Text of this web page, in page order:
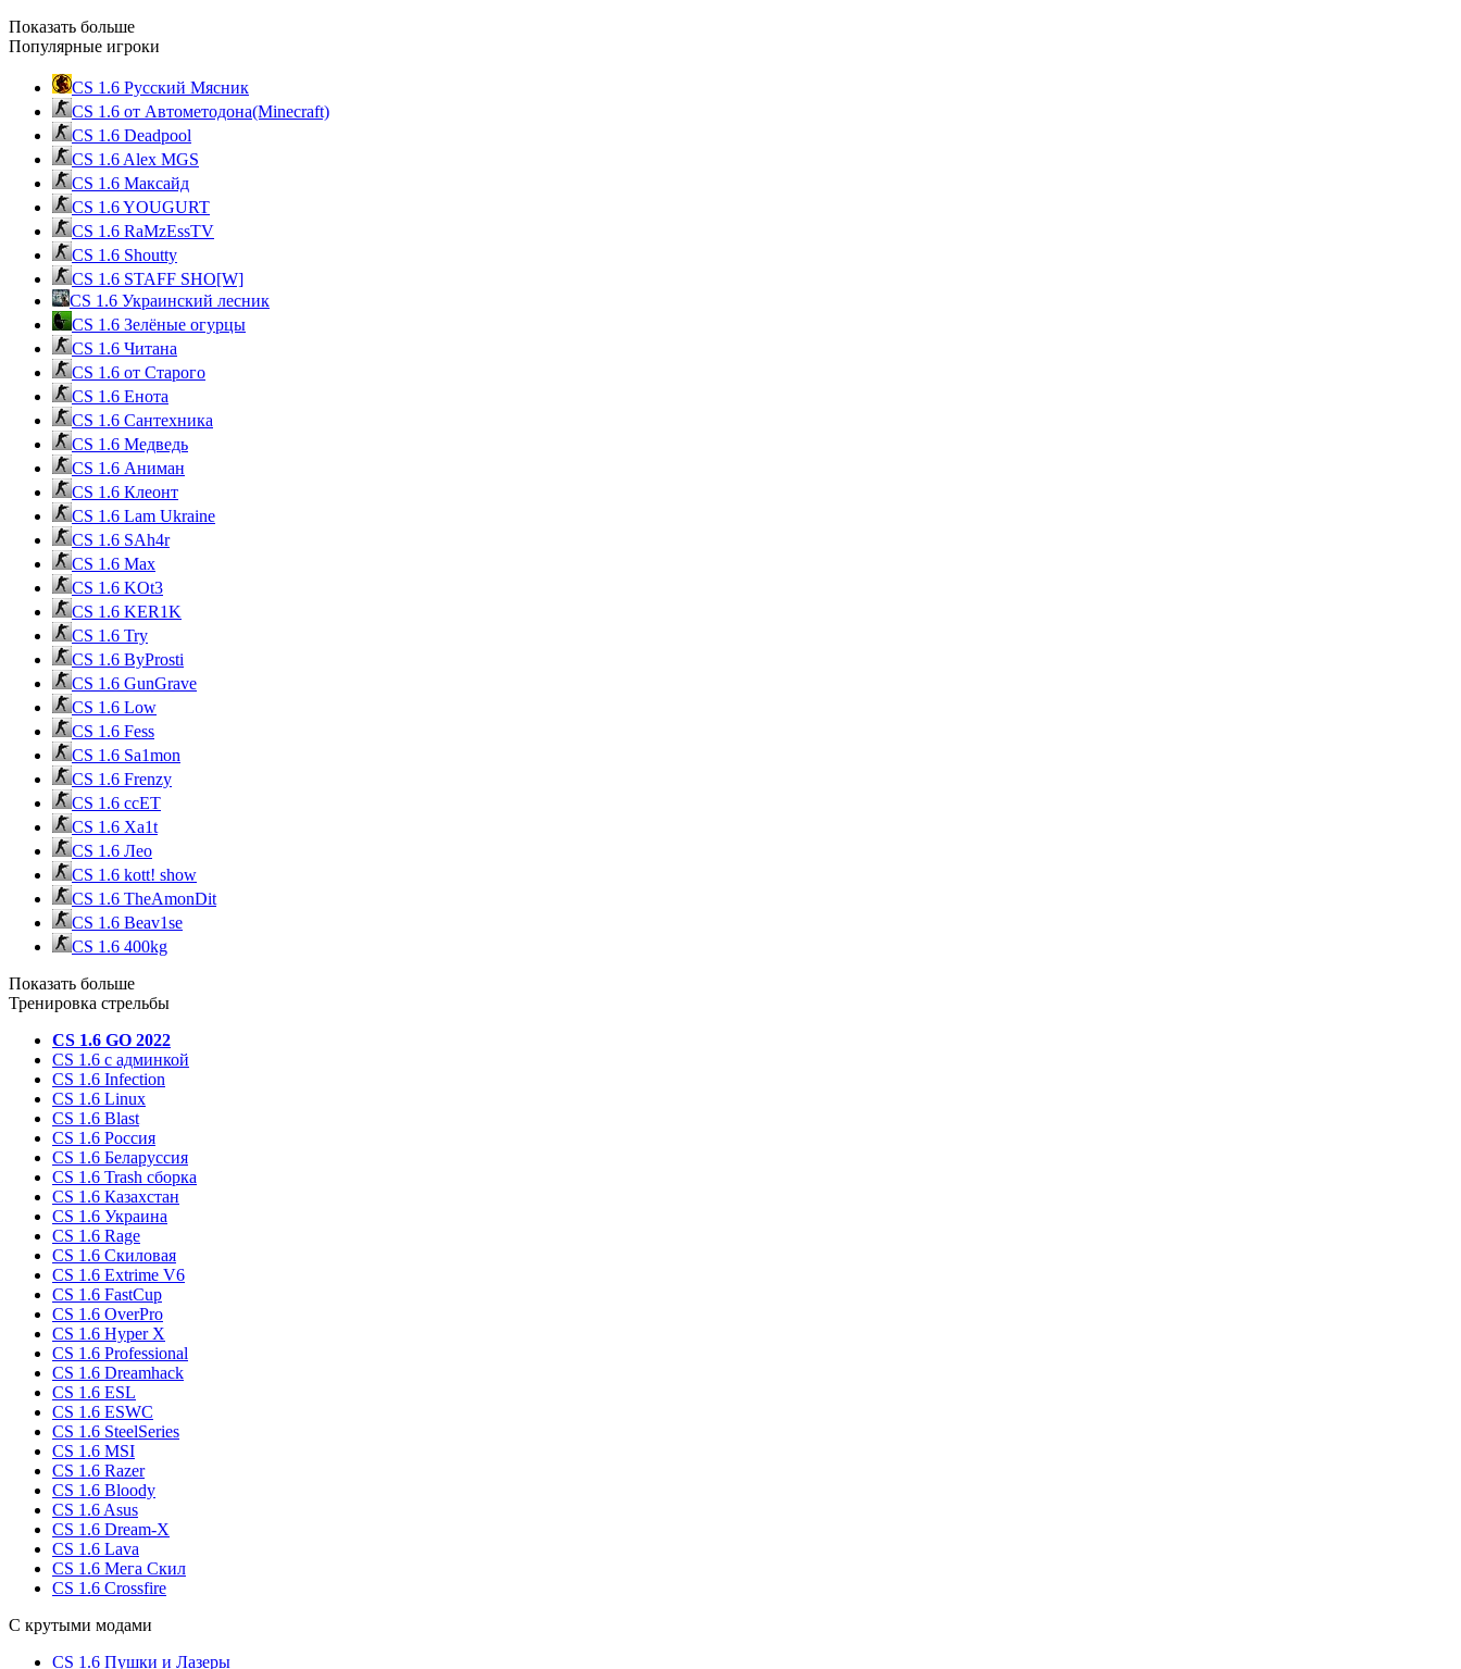
Показать больше
Популярные игроки
CS 1.6 Русский Мясник
CS 1.6 от Автометодона(Minecraft)
CS 1.6 Deadpool
CS 1.6 Alex MGS
CS 1.6 Максайд
CS 1.6 YOUGURT
CS 1.6 RaMzEssTV
CS 1.6 Shoutty
CS 1.6 STAFF SHO[W]
CS 1.6 Украинский лесник
CS 1.6 Зелёные огурцы
CS 1.6 Читана
CS 1.6 от Cтарого
CS 1.6 Енота
CS 1.6 Сантехника
CS 1.6 Медведь
CS 1.6 Аниман
CS 1.6 Клеонт
CS 1.6 Lam Ukraine
CS 1.6 SAh4r
CS 1.6 Max
CS 1.6 KOt3
CS 1.6 KER1K
CS 1.6 Try
CS 1.6 ByProsti
CS 1.6 GunGrave
CS 1.6 Low
CS 1.6 Fess
CS 1.6 Sa1mon
CS 1.6 Frenzy
CS 1.6 ccET
CS 1.6 Xa1t
CS 1.6 Лео
CS 1.6 kott! show
CS 1.6 TheAmonDit
CS 1.6 Beav1se
CS 1.6 400kg
Показать больше
Тренировка стрельбы
CS 1.6 GO 2022
CS 1.6 с админкой
CS 1.6 Infection
CS 1.6 Linux
CS 1.6 Blast
CS 1.6 Россия
CS 1.6 Беларуссия
CS 1.6 Trash сборка
CS 1.6 Казахстан
CS 1.6 Украина
CS 1.6 Rage
CS 1.6 Скиловая
CS 1.6 Extrime V6
CS 1.6 FastCup
CS 1.6 OverPro
CS 1.6 Hyper X
CS 1.6 Professional
CS 1.6 Dreamhack
CS 1.6 ESL
CS 1.6 ESWC
CS 1.6 SteelSeries
CS 1.6 MSI
CS 1.6 Razer
CS 1.6 Bloody
CS 1.6 Asus
CS 1.6 Dream-X
CS 1.6 Lava
CS 1.6 Мега Скил
CS 1.6 Crossfire
С крутыми модами
CS 1.6 Пушки и Лазеры